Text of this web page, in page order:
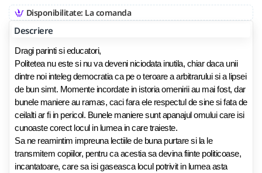
Disponibilitate: La comanda
Descriere
Dragi parinti si educatori,
Politetea nu este si nu va deveni niciodata inutila, chiar daca unii
dintre noi inteleg democratia ca pe o teroare a arbitrarului si a lipsei
de bun simt. Momente incordate in istoria omenirii au mai fost, dar
bunele maniere au ramas, caci fara ele respectul de sine si fata de
ceilalti ar fi in pericol. Bunele maniere sunt apanajul omului care isi
cunoaste corect locul in lumea in care traieste.
Sa ne reamintim impreuna lectiile de buna purtare si la le
transmitem copiilor, pentru ca acestia sa devina fiinte politicoase,
incantatoare, care sa isi gaseasca locul potrivit in lumea asta